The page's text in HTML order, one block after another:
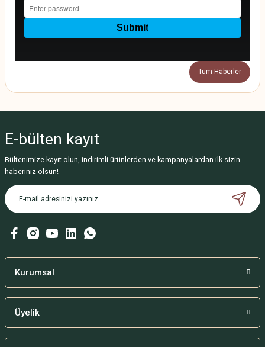
Tüm Haberler
E-bülten kayıt
Bültenimize kayıt olun, indirimli ürünlerden ve kampanyalardan ilk sizin
haberiniz olsun!
Kurumsal
Üyelik